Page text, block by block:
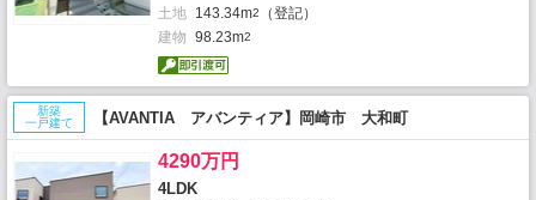
土地 143.34m2
（登記）
建物 98.23m2
新築
一戸建て
【AVANTIA アバンティア】岡崎市 大和町
4290万円
4LDK